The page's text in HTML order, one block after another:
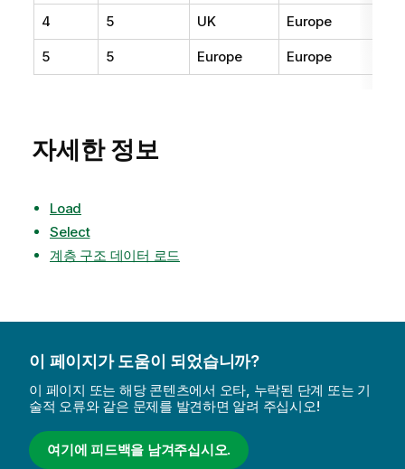
4 5 UK Europe
5 5 Europe Europe
자세한 정보
Load
Select
계층 구조 데이터 로드
이 페이지가 도움이 되었습니까?
이 페이지 또는 해당 콘텐츠에서 오타, 누락된 단계 또는 기
술적 오류와 같은 문제를 발견하면 알려 주십시오!
여기에 피드백을 남겨주십시오.